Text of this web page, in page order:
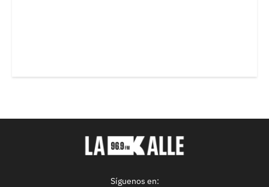
Síguenos en: